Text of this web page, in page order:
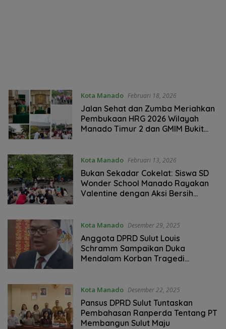
Kota Manado Februari 18, 2026
Jalan Sehat dan Zumba Meriahkan
Pembukaan HRG 2026 Wilayah
Manado Timur 2 dan GMIM Bukit
Kota Manado Februari 13, 2026
Bukan Sekadar Cokelat: Siswa SD
Wonder School Manado Rayakan
Valentine dengan Aksi Bersih
Kota Manado Desember 29, 2025
Anggota DPRD Sulut Louis
Schramm Sampaikan Duka
Mendalam Korban Tragedi
Kota Manado Desember 22, 2025
Pansus DPRD Sulut Tuntaskan
Pembahasan Ranperda Tentang PT
Membangun Sulut Maju